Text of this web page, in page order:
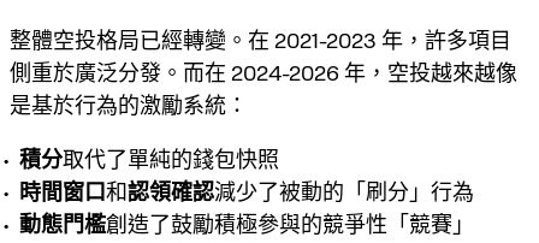
整體空投格局已經轉變。在 2021-2023 年，許多項目
側重於廣泛分發。而在 2024-2026 年，空投越來越像
是基於行為的激勵系統 ：
積分取代了單純的錢包快照
時間窗口和認領確認減少了被動的「刷分」行為
動態門檻創造了鼓勵積極參與的競爭性「競賽」